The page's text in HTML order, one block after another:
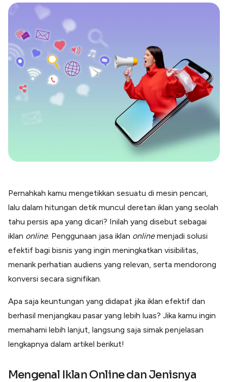
Kartu Kredit Bisnis
Paper Card
Satu kartu untuk bisnis & personal
Paper Horizon
Kartu korporat expense terlengkap
Kelola Multi Outlet & Supplier
Konstruksi
Terima Pembayaran Instan Dan CC
Lainnya
Integrasi sistem bisnis dengan API
Software Akuntansi
Pencatatan Laporan Keuangan Gratis
Integrasi Paper dengan Accurate
Blog
Pernahkah kamu mengetikkan sesuatu di mesin pencari,
lalu dalam hitungan detik muncul deretan iklan yang seolah
tahu persis apa yang dicari? Inilah yang disebut sebagai
iklan online. Penggunaan jasa iklan onlinemenjadi solusi
efektif bagi bisnis yang ingin meningkatkan visibilitas,
menarik perhatian audiens yang relevan, serta mendorong
konversi secara signifikan.
Apa saja keuntungan yang didapat jika iklan efektif dan
berhasil menjangkau pasar yang lebih luas? Jika kamu ingin
memahami lebih lanjut, langsung saja simak penjelasan
lengkapnya dalam artikel berikut!
Mengenal Iklan Online dan Jenisnya